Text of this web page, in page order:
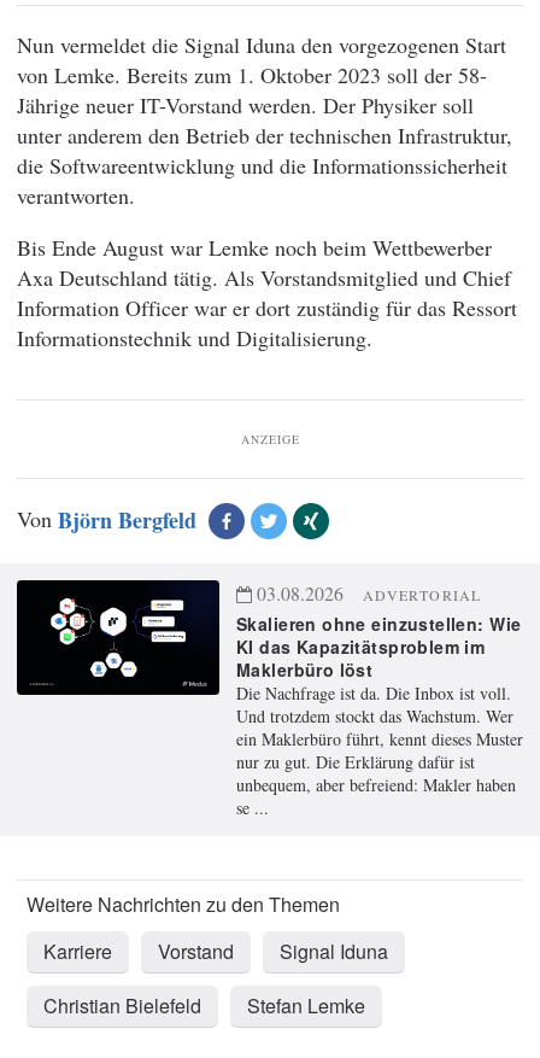
Nun vermeldet die Signal Iduna den vorgezogenen Start
von Lemke. Bereits zum 1. Oktober 2023 soll der 58-
Jährige neuer IT-Vorstand werden. Der Physiker soll
unter anderem den Betrieb der technischen Infrastruktur,
die Softwareentwicklung und die Informationssicherheit
verantworten.
Bis Ende August war Lemke noch beim Wettbewerber
Axa Deutschland tätig. Als Vorstandsmitglied und Chief
Information Officer war er dort zuständig für das Ressort
Informationstechnik und Digitalisierung.
ANZEIGE
Von Björn Bergfeld
03.08.2026 ADVERTORIAL
Skalieren ohne einzustellen: Wie
KI das Kapazitätsproblem im
Maklerbüro löst
Die Nachfrage ist da. Die Inbox ist voll.
Und trotzdem stockt das Wachstum. Wer
ein Maklerbüro führt, kennt dieses Muster
nur zu gut. Die Erklärung dafür ist
unbequem, aber befreiend: Makler haben
se ...
Karriere Vorstand
Signal Iduna
Christian Bielefeld
Stefan Lemke